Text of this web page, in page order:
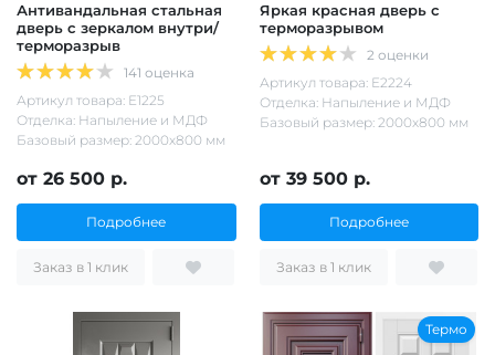
Антивандальная стальная
дверь с зеркалом внутри/
терморазрыв
141 оценка
Артикул товара: Е1225
Отделка: Напыление и МДФ
Базовый размер: 2000х800 мм
от 26 500 р.
Подробнее
Заказ в 1 клик
Яркая красная дверь с
терморазрывом
2 оценки
Артикул товара: Е2224
Отделка: Напыление и МДФ
Базовый размер: 2000х800 мм
от 39 500 р.
Подробнее
Заказ в 1 клик
Термо